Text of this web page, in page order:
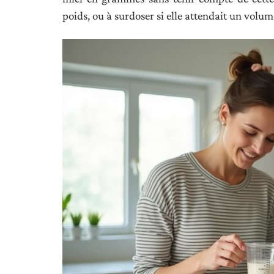
poids, ou à surdoser si elle attendait un